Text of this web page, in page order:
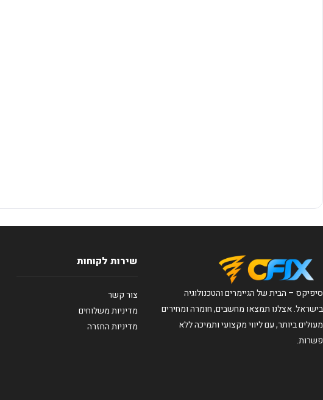
סיפיקס – הבית של הגיימרים והטכנולוגיה
בישראל. אצלנו תמצאו מחשבים, חומרה ומחירים
מעולים ביותר, עם ליווי מקצועי ותמיכה ללא
פשרות.
שירות לקוחות
צור קשר
מדיניות משלוחים
מדיניות החזרה